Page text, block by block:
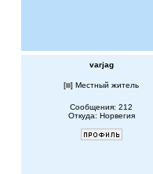
varjag
[ ] Местный житель
Сообщения: 212
Откуда: Норвегия